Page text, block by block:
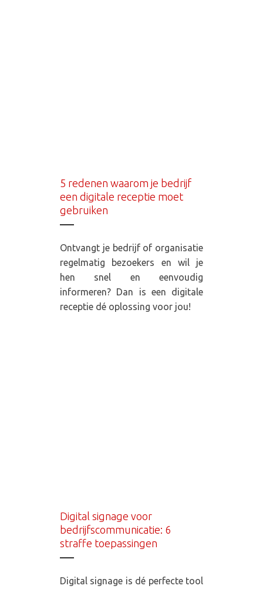
5 redenen waarom je bedrijf
een digitale receptie moet
gebruiken
Ontvangt je bedrijf of organisatie
regelmatig bezoekers en wil je
hen snel en eenvoudig
informeren? Dan is een digitale
receptie dé oplossing voor jou!
Digital signage voor
bedrijfscommunicatie: 6
straffe toepassingen
Digital signage is dé perfecte tool